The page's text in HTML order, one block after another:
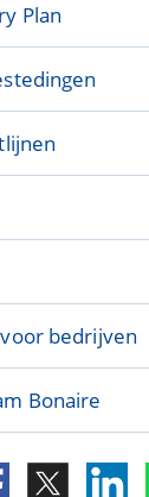
Plan
bedrijven
Bonaire